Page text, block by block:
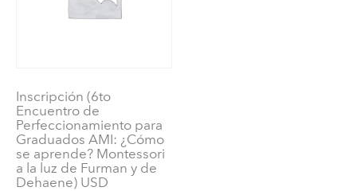
aprendizaje)
Inscripción (6to
Encuentro de
Perfeccionamiento para
Graduados AMI: ¿Cómo
se aprende? Montessori
a la luz de Furman y de
Dehaene) USD